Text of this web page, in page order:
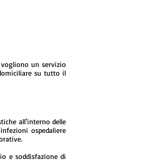
un servizio
su tutto il
all'interno delle
ospedaliere
e soddisfazione di